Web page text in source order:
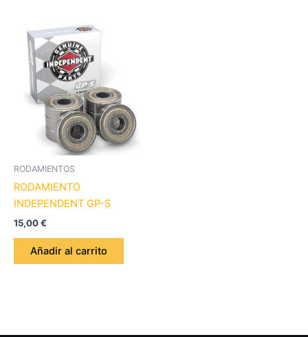
RODAMIENTOS
RODAMIENTO
INDEPENDENT GP-S
15,00€
Añadir al carrito